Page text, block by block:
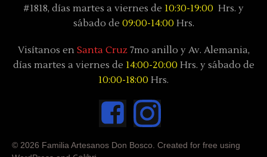
#1818, días martes a viernes de 10:30-19:00 Hrs. y
sábado de 09:00-14:00 Hrs.
Visítanos en Santa Cruz7mo anillo y Av. Alemania,
días martes a viernes de 14:00-20:00 Hrs. y sábado de
10:00-18:00 Hrs.
© 2026 Familia Artesanos Don Bosco. Created for free using